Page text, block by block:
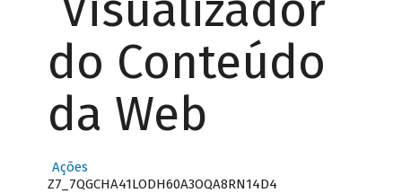
do Conteúdo
da Web
Ações
Z7_7QGCHA41LODH60A3OQA8RN14D4